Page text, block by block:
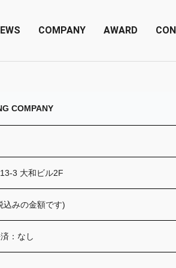
COMPANY AWARD
COMPANY
3 大和ビル2F
込みの金額です)
：なし